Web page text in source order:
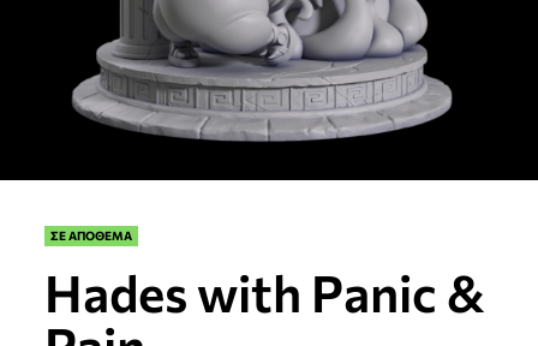
ΣΕ ΑΠΟΘΕΜΑ
Hades with Panic &